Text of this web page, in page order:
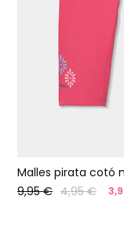
Malles pirata cotó
9,95 € 4,95 €